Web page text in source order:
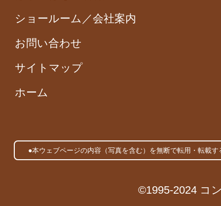
ショールーム／会社案内
お問い合わせ
サイトマップ
ホーム
●本ウェブページの内容（写真を含む）を無断で転用・転載
©1995-2024 コ